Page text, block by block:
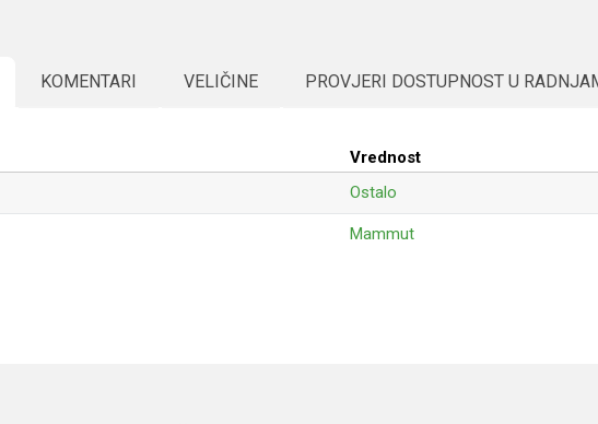
KOMENTARI VELIČINE PROVJERI DOSTUPNOST U
Vrednost
Ostalo
Mammut